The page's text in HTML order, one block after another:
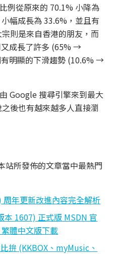
例從原來的 70.1% 小降為
幅成長為 33.6%，並且有
則是來自香港的朋友，而
成長了許多 (65% →
明顯的下滑趨勢 (10.6% →
Google 搜尋引擎來到最大
後也有越來越多人直接瀏
站所發佈的文章當中最熱門
年更新改進內容完全解析
1607) 正式版 MSDN 官
體中文版下載
拚 (KKBOX、myMusic、